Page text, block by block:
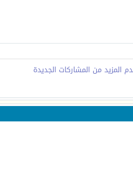
من المشاركات الجديدة